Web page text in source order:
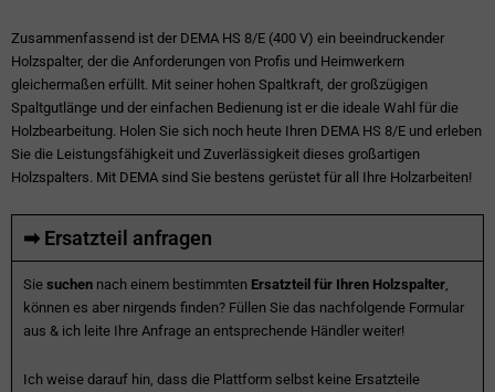
Zusammenfassend ist der DEMA HS 8/E (400 V) ein beeindruckender
Holzspalter, der die Anforderungen von Profis und Heimwerkern
gleichermaßen erfüllt. Mit seiner hohen Spaltkraft, der großzügigen
Spaltgutlänge und der einfachen Bedienung ist er die ideale Wahl für die
Holzbearbeitung. Holen Sie sich noch heute Ihren DEMA HS 8/E und erleben
Sie die Leistungsfähigkeit und Zuverlässigkeit dieses großartigen
Holzspalters. Mit DEMA sind Sie bestens gerüstet für all Ihre Holzarbeiten!
➡ Ersatzteil anfragen
Sie suchen nach einem bestimmten Ersatzteil für Ihren Holzspalter
können es aber nirgends finden? Füllen Sie das nachfolgende Formular
aus & ich leite Ihre Anfrage an entsprechende Händler weiter!
Ich weise darauf hin, dass die Plattform selbst keine Ersatzteile